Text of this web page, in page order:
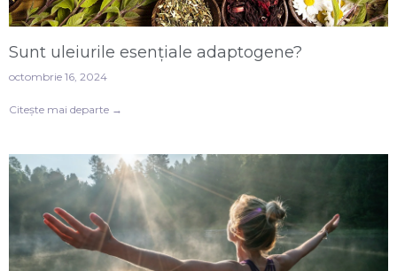
Sunt uleiurile esențiale adaptogene?
octombrie 16, 2024
Citește mai departe →